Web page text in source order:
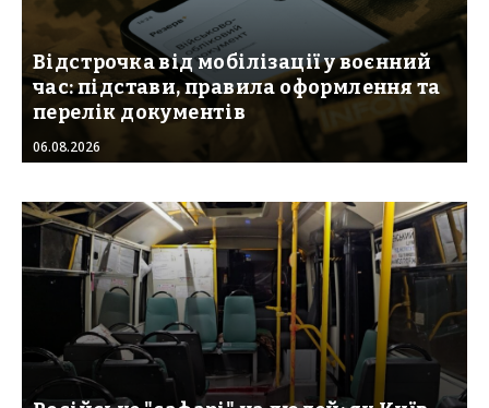
Відстрочка від мобілізації у воєнний
час: підстави, правила оформлення та
перелік документів
06.08.2026